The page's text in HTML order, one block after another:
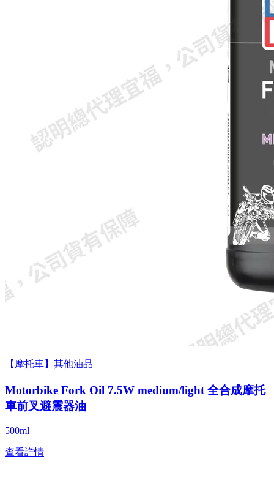
【摩托車】其他油品
Motorbike Fork Oil 7.5W medium/light 全合成摩托
車前叉避震器油
500ml
查看詳情